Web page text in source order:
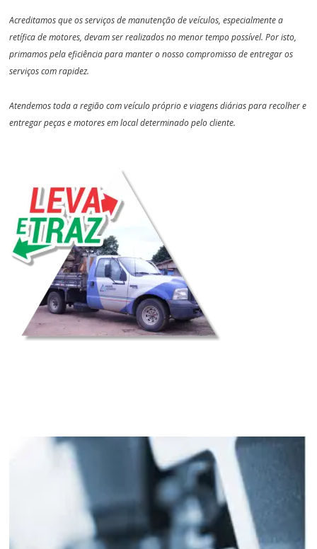
Acreditamos que os serviços de manutenção de veículos, especialmente a
retífica de motores, devam ser realizados no menor tempo possível. Por isto,
primamos pela eficiência para manter o nosso compromisso de entregar os
serviços com rapidez.
Atendemos toda a região com veículo próprio e viagens diárias para recolher e
entregar peças e motores em local determinado pelo cliente.